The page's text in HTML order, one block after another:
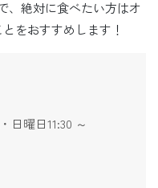
、絶対に食べたい方はオ
をおすすめします！
日曜日11:30 ～